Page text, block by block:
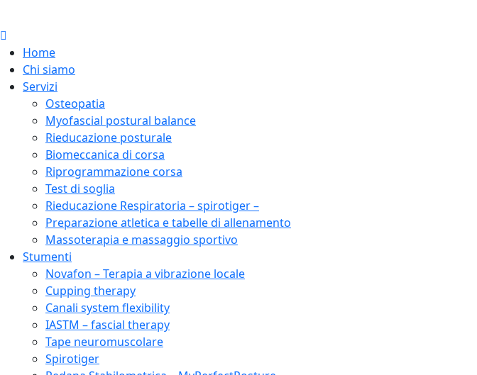
Home
Chi siamo
Servizi
Osteopatia
Myofascial postural balance
Rieducazione posturale
Biomeccanica di corsa
Riprogrammazione corsa
Test di soglia
Rieducazione Respiratoria – spirotiger –
Preparazione atletica e tabelle di allenamento
Massoterapia e massaggio sportivo
Stumenti
Novafon – Terapia a vibrazione locale
Cupping therapy
Canali system flexibility
IASTM – fascial therapy
Tape neuromuscolare
Spirotiger